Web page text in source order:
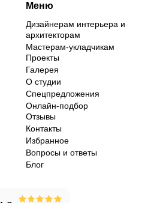
Меню
Дизайнерам интерьера и
архитекторам
Мастерам-укладчикам
Проекты
Галерея
О студии
Спецпредложения
Онлайн-подбор
Отзывы
Контакты
Избранное
Вопросы и ответы
Блог